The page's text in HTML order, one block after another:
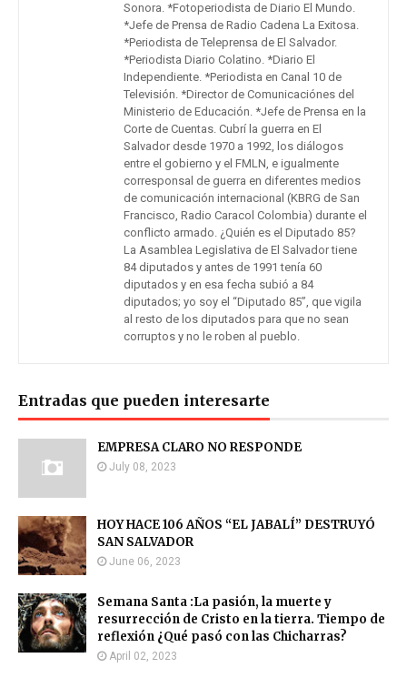
Sonora. *Fotoperiodista de Diario El Mundo.
*Jefe de Prensa de Radio Cadena La Exitosa.
*Periodista de Teleprensa de El Salvador.
*Periodista Diario Colatino. *Diario El
Independiente. *Periodista en Canal 10 de
Televisión. *Director de Comunicaciónes del
Ministerio de Educación. *Jefe de Prensa en la
Corte de Cuentas. Cubrí la guerra en El
Salvador desde 1970 a 1992, los diálogos
entre el gobierno y el FMLN, e igualmente
corresponsal de guerra en diferentes medios
de comunicación internacional (KBRG de San
Francisco, Radio Caracol Colombia) durante el
conflicto armado. ¿Quién es el Diputado 85?
La Asamblea Legislativa de El Salvador tiene
84 diputados y antes de 1991 tenía 60
diputados y en esa fecha subió a 84
diputados; yo soy el “Diputado 85”, que vigila
al resto de los diputados para que no sean
corruptos y no le roben al pueblo.
Entradas que pueden interesarte
EMPRESA CLARO NO RESPONDE
July 08, 2023
HOY HACE 106 AÑOS “EL JABALÍ” DESTRUYÓ
SAN SALVADOR
June 06, 2023
Semana Santa :La pasión, la muerte y
resurrección de Cristo en la tierra. Tiempo de
reflexión ¿Qué pasó con las Chicharras?
April 02, 2023